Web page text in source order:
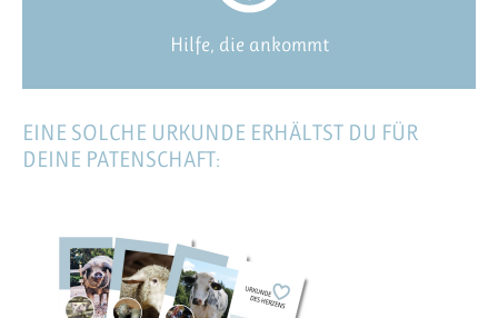
Hilfe, die ankommt
EINE SOLCHE URKUNDE ERHÄLTST DU FÜR
DEINE PATENSCHAFT: